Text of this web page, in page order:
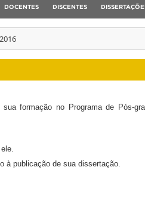
DOCENTES DISCENTES
formação no Programa de Pós-
à publicação de sua dissertação.